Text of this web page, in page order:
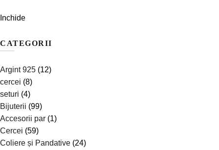
Inchide
CATEGORII
Argint 925 (12)
cercei (8)
seturi (4)
Bijuterii (99)
Accesorii par (1)
Cercei (59)
Coliere și Pandative (24)